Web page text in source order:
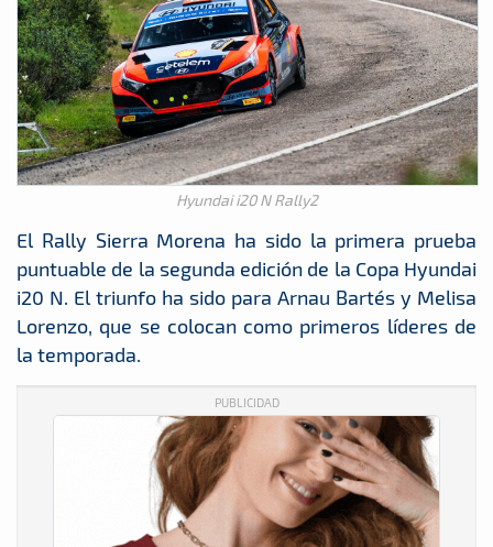
Hyundai i20 N Rally2
El Rally Sierra Morena ha sido la primera prueba
puntuable de la segunda edición de la Copa Hyundai
i20 N. El triunfo ha sido para Arnau Bartés y Melisa
Lorenzo, que se colocan como primeros líderes de
la temporada.
PUBLICIDAD